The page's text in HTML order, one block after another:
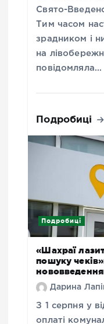
Свято-
Тим часом
зрадником і
на
повідомляла…
Подробиці
Подробиці
«Шахраї
пошуку
Дарина
З 1 серпня у
оплаті